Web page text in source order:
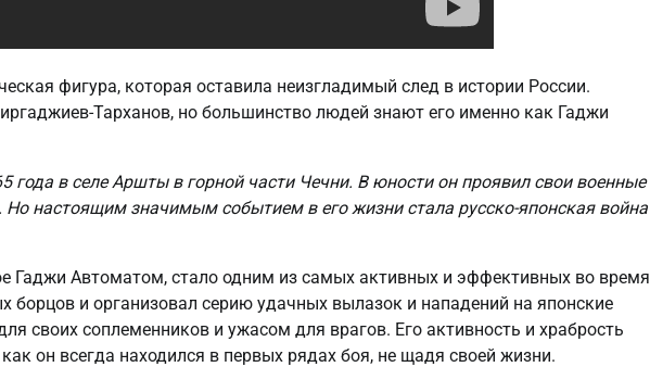
фигура, которая оставила неизгладимый след в истории России.
Тарханов, но большинство людей знают его именно как Гаджи
года в селе Аршты в горной части Чечни. В юности он проявил свои военные
настоящим значимым событием в его жизни стала русско-японская война
Гаджи Автоматом, стало одним из самых активных и эффективных во время
борцов и организовал серию удачных вылазок и нападений на японские
своих соплеменников и ужасом для врагов. Его активность и храбрость
он всегда находился в первых рядах боя, не щадя своей жизни.